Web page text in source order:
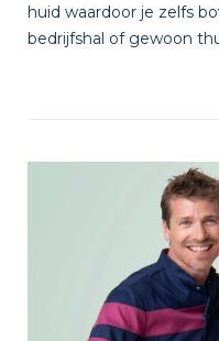
huid waardoor je zelfs
bedrijfshal of gewoon